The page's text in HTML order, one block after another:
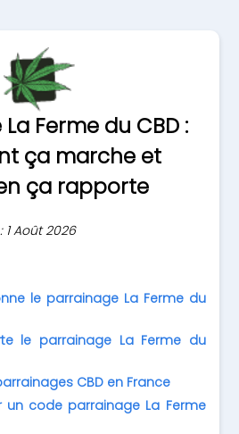
Ferme du CBD :
ça marche et
ça rapporte
Août 2026
le parrainage La Ferme du
le parrainage La Ferme du
CBD en France
un code parrainage La Ferme